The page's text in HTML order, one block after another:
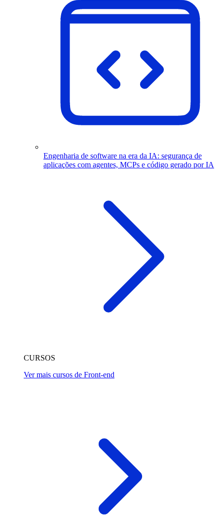
Engenharia de software na era da IA: segurança de
aplicações com agentes, MCPs e código gerado por IA
CURSOS
Ver mais cursos de Front-end